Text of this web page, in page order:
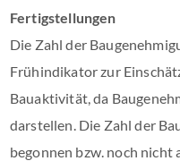
Fertigstellungen
Die Zahl der
Frühindikator zur
Bauaktivität, da
darstellen. Die Zahl der
begonnen bzw. noch nicht